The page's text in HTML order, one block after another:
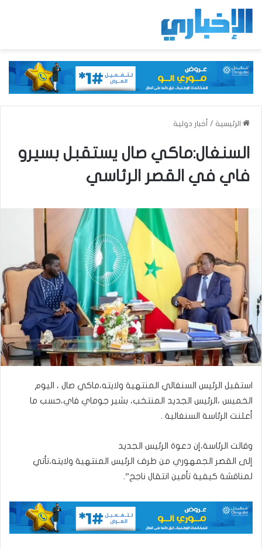
الرئيسية / أخبار دولية
السنغال:ماكي صال يستقبل بسيرو
فاي في القصر الرئاسي
استقبل الرئيس السنغالي المنتهية ولايته،ماكي صال ، اليوم
الخميس ،الرئيس الجديد المنتخب، بشير جوماي فاي،حسب ما
أعلنت الرئاسة السنغالية .
وقالت الرئاسة،إن دعوة الرئيس الجديد
إلى القصر الجمهوري من طرف الرئيس المنتهية ولايته،تأتي
لمناقشة كيفية تأمين انتقال ناجح”.